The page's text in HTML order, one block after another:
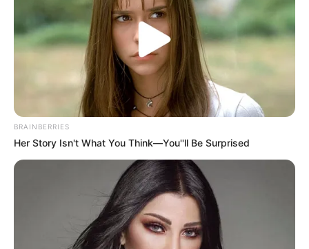
BRAINBERRIES
Her Story Isn't What You Think—You''ll Be Surprised